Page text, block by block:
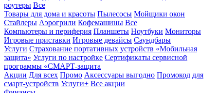
роутеры Все
Товары для дома и красоты Пылесосы Мойщики окон
Стайлеры Аэрогрили Кофемашины Все
Компьютеры и периферия Планшеты Ноутбуки Мониторы
Игровые приставки Игровые девайсы Саундбары
Услуги Страхование портативных устройств «Мобильная
защита» Услуги по настройке Сертификаты сервисной
программы «СМАРТ-защита
Акции Для всех Промо Аксессуары выгодно Промокод для
смарт-устройств Услуги+ Все акции